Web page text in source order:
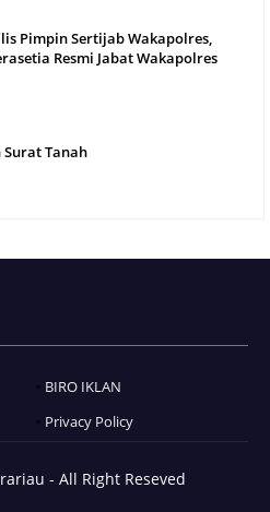
Pimpin Sertijab Wakapolres,
Resmi Jabat Wakapolres
Tanah
BIRO IKLAN
Privacy Policy
- All Right Reseved